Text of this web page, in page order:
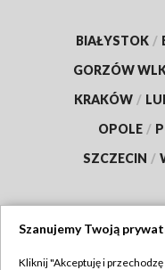
BIAŁYSTOK /
GORZÓW
KRAKÓW /
OPOLE /
SZCZECIN /
Szanujemy Twoją
Kliknij "Akceptuję i